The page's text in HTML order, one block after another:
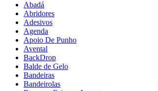
Abadá
Abridores
Adesivos
Agenda
Apoio De Punho
Avental
BackDrop
Balde de Gelo
Bandeiras
Bandeirolas